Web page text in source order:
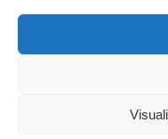
Il Centro, Via